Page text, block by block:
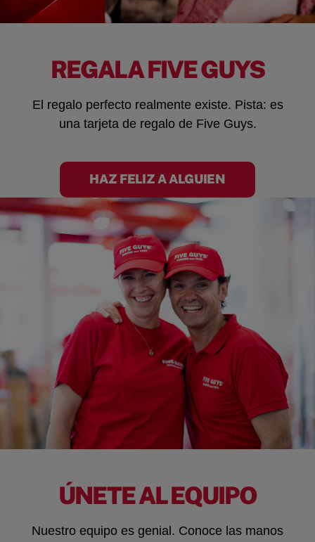
REGALA FIVE GUYS
El regalo perfecto realmente existe. Pista: es
una tarjeta de regalo de Five Guys.
HAZ FELIZ A ALGUIEN
ÚNETE AL EQUIPO
Nuestro equipo es genial. Conoce las manos